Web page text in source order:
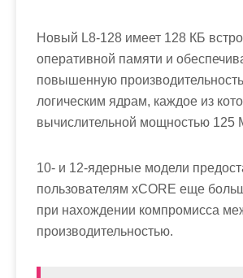
Новый L8-128 имеет 128 КБ
оперативной памяти и
повышенную
логическим ядрам, каждое из
вычислительной мощностью 125
10- и 12-ядерные модели
пользователям xCORE еще
при нахождении компромисса
производительностью.